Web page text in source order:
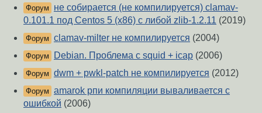
Форум
не собирается (не компилируется) clamav-
0.101.1 под Centos 5 (x86) с либой zlib-1.2.11 (2019)
Форум clamav-milter не компилируется (2004)
Форум Debian. Проблема с squid + icap (2006)
Форум dwm + pwkl-patch не компилируется (2012)
Форум amarok рпи компиляции вываливается с
ошибкой (2006)